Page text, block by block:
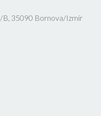
B, 35090 Bornova/Izmir